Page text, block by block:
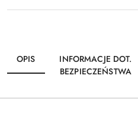
OPIS
INFORMACJE DOT.
BEZPIECZEŃSTWA